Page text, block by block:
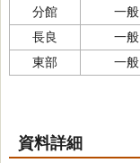
分館
一般
長良
一般
東部
一般
資料詳細